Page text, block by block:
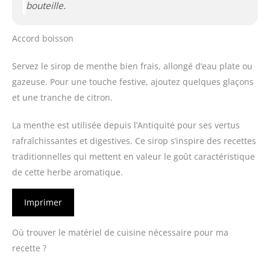
bouteille.
Accord boisson
Servez le sirop de menthe bien frais, allongé d’eau plate ou
gazeuse. Pour une touche festive, ajoutez quelques glaçons
et une tranche de citron.
La menthe est utilisée depuis l’Antiquité pour ses vertus
rafraîchissantes et digestives. Ce sirop s’inspire des recettes
traditionnelles qui mettent en valeur le goût caractéristique
de cette herbe aromatique.
Imprimer
Où trouver le matériel de cuisine nécessaire pour ma
recette ?